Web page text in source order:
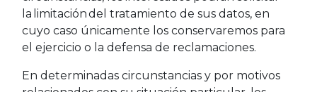
la limitación del tratamiento de sus datos, en
cuyo caso únicamente los conservaremos para
el ejercicio o la defensa de reclamaciones.
En determinadas circunstancias y por motivos